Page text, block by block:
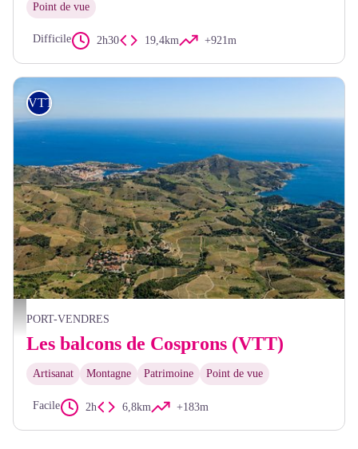
Point de vue
Difficile 2h30 19,4km +921m
Vue aérienne de Cosprons - Frédéric Hédelin
VTT
PORT-VENDRES
Les balcons de Cosprons (VTT)
Artisanat Montagne Patrimoine Point de vue
Facile 2h 6,8km +183m